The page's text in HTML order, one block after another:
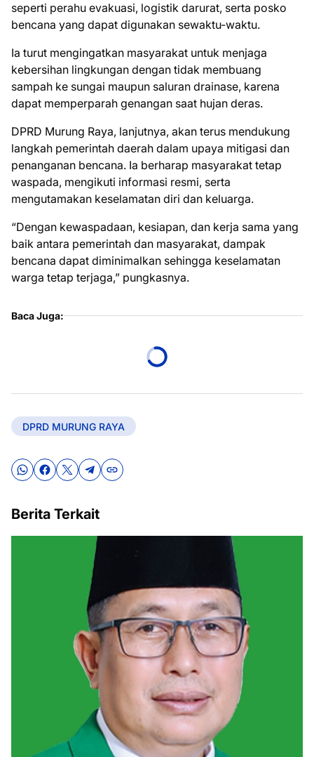
seperti perahu evakuasi, logistik darurat, serta posko
bencana yang dapat digunakan sewaktu-waktu.
Ia turut mengingatkan masyarakat untuk menjaga
kebersihan lingkungan dengan tidak membuang
sampah ke sungai maupun saluran drainase, karena
dapat memperparah genangan saat hujan deras.
DPRD Murung Raya, lanjutnya, akan terus mendukung
langkah pemerintah daerah dalam upaya mitigasi dan
penanganan bencana. Ia berharap masyarakat tetap
waspada, mengikuti informasi resmi, serta
mengutamakan keselamatan diri dan keluarga.
“Dengan kewaspadaan, kesiapan, dan kerja sama yang
baik antara pemerintah dan masyarakat, dampak
bencana dapat diminimalkan sehingga keselamatan
warga tetap terjaga,” pungkasnya.
Baca Juga:
DPRD MURUNG RAYA
Berita Terkait